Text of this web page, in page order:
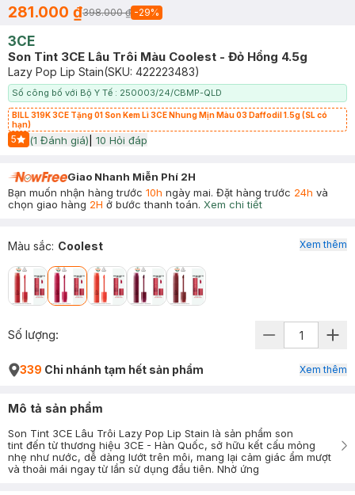
281.000 ₫398.000 ₫ -29%
3CE
Son Tint 3CE Lâu Trôi Màu Coolest - Đỏ Hồng 4.5g
Lazy Pop Lip Stain(SKU: 422223483)
Số công bố với Bộ Y Tế : 250003/24/CBMP-QLD
BILL 319K 3CE Tặng 01 Son Kem Lì 3CE Nhung Mịn Màu 03 Daffodil 1.5g (SL có
hạn)
5
Start Icon
(1 Đánh giá) 10 Hỏi đáp
Giao Nhanh Miễn Phí 2H
Bạn muốn nhận hàng trước 10h ngày mai. Đặt hàng trước 24h và
chọn giao hàng 2H ở bước thanh toán. Xem chi tiết
Màu sắc: Coolest Xem thêm
Số lượng:
339 Chi nhánh tạm hết sản phẩm Xem thêm
Mô tả sản phẩm
Son Tint 3CE Lâu Trôi Lazy Pop Lip Stain là sản phẩm son
tint đến từ thương hiệu 3CE - Hàn Quốc, sở hữu kết cấu mỏng
nhẹ như nước, dễ dàng lướt trên môi, mang lại cảm giác ẩm mượt
và thoải mái ngay từ lần sử dụng đầu tiên. Nhờ ứng